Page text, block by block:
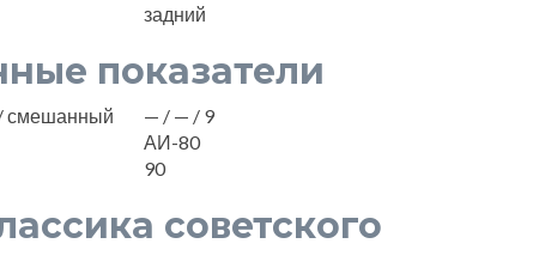
задний
показатели
/ смешанный
— / — / 9
АИ-80
90
советского